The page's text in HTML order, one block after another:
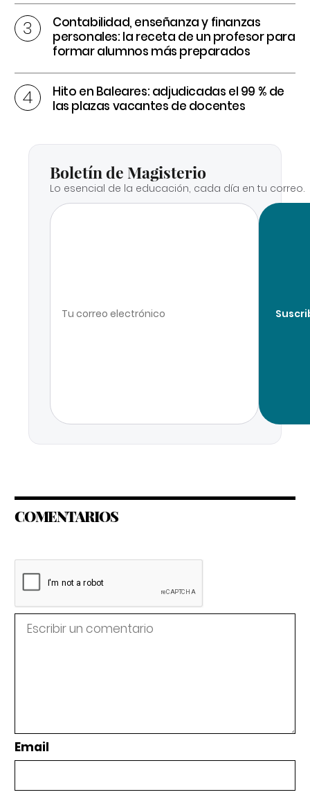
Contabilidad, enseñanza y finanzas
personales: la receta de un profesor para
formar alumnos más preparados
Hito en Baleares: adjudicadas el 99 % de
las plazas vacantes de docentes
Boletín de Magisterio
Lo esencial de la educación, cada día en tu correo.
COMENTARIOS
Email